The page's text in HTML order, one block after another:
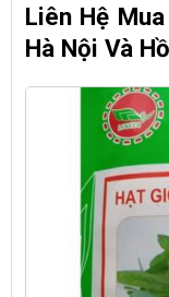
Liên Hệ
Hà Nội Và